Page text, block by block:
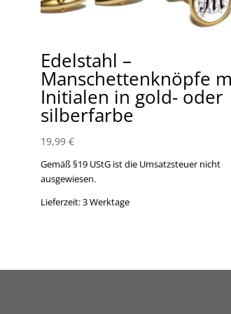
Edelstahl –
Manschettenknöpfe
Initialen in gold- oder
silberfarbe
19,99 €
Gemäß §19 UStG ist die Umsatzsteuer nicht
ausgewiesen.
Lieferzeit:3 Werktage